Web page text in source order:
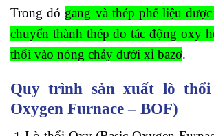
Trong đó gang và thép phế liệu
chuyển thành thép do tác động oxy
thổi vào nóng chảy dưới xỉ bazơ.
Quy trình sản xuất lò thổi
Oxygen Furnace – BOF)